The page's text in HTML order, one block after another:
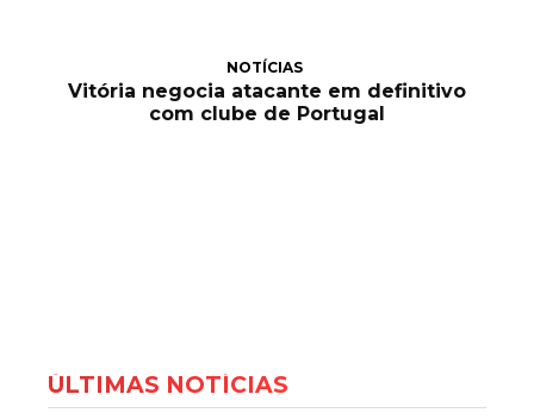
NOTÍCIAS
Vitória negocia atacante em definitivo
com clube de Portugal
ÚLTIMAS NOTÍCIAS